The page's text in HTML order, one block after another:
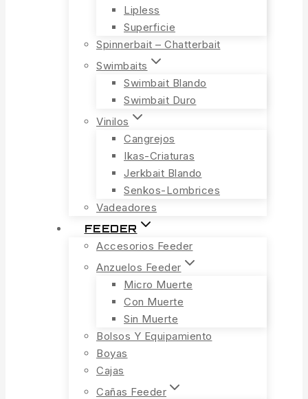
Lipless
Superficie
Spinnerbait – Chatterbait
Swimbaits
Swimbait Blando
Swimbait Duro
Vinilos
Cangrejos
Ikas-Criaturas
Jerkbait Blando
Senkos-Lombrices
Vadeadores
FEEDER
Accesorios Feeder
Anzuelos Feeder
Micro Muerte
Con Muerte
Sin Muerte
Bolsos Y Equipamiento
Boyas
Cajas
Cañas Feeder